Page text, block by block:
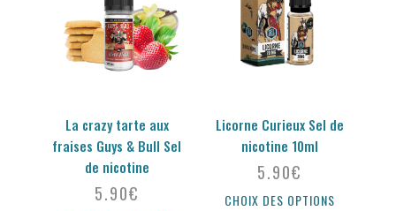
La crazy tarte aux
fraises Guys & Bull Sel
de nicotine
5.90€
Licorne Curieux Sel de
nicotine 10ml
5.90€
CHOIX DES OPTIONS